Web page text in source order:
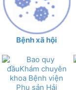
Bệnh xã hội